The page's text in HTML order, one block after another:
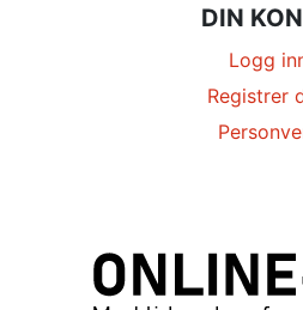
DIN
Logg
Registrer